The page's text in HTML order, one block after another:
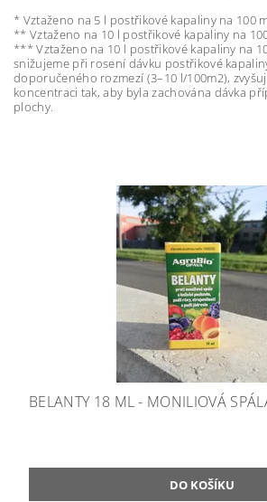
* Vztaženo na 5 l postřikové kapaliny na 100
** Vztaženo na 10 l postřikové kapaliny na
*** Vztaženo na 10 l postřikové kapaliny na
snižujeme při rosení dávku postřikové
doporučeného rozmezí (3–10 l/100m2),
koncentraci tak, aby byla zachována dávka
plochy.
BELANTY 18 ML - MONILIOVÁ